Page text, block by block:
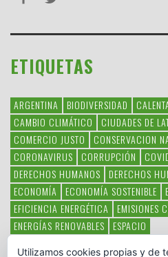
ETIQUETAS
ARGENTINA BIODIVERSIDAD
CAMBIO CLIMÁTICO
CIUDADES DE
COMERCIO JUSTO
CONSERVACION
CORONAVIRUS
CORRUPCIÓN
DERECHOS HUMANOS
DERECHOS
ECONOMÍA
ECONOMÍA SOSTENIBLE
EFICIENCIA ENERGÉTICA
EMISIONES
ENERGÍAS RENOVABLES
ESPACIO
Utilizamos cookies propias y de